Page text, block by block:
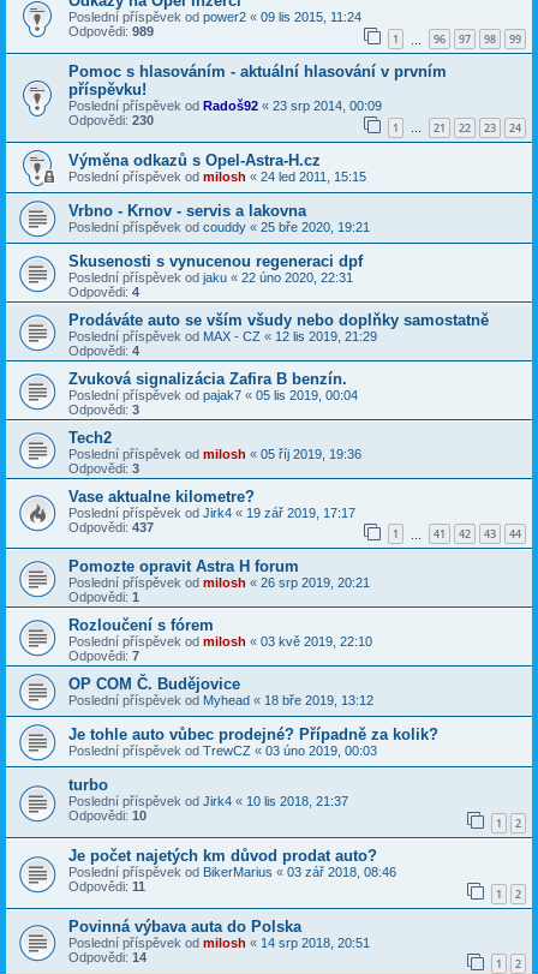
Poslední příspěvek od power2 « 09 lis 2015, 11:24
Odpovědi: 989 1 96 97 98 99
Pomoc s hlasováním - aktuální hlasování v prvním
příspěvku!
Poslední příspěvek od Radoš92 « 23 srp 2014, 00:09
Odpovědi: 230 1 … 21 22 23 24
Výměna odkazů s Opel-Astra-H.cz
Poslední příspěvek od milosh « 24 led 2011, 15:15
Vrbno - Krnov - servis a lakovna
Poslední příspěvek od couddy « 25 bře 2020, 19:21
Skusenosti s vynucenou regeneraci dpf
Poslední příspěvek od jaku « 22 úno 2020, 22:31
Odpovědi: 4
Prodáváte auto se vším všudy nebo doplňky samostatně
Poslední příspěvek od MAX - CZ « 12 lis 2019, 21:29
Odpovědi: 4
Zvuková signalizácia Zafira B benzín.
Poslední příspěvek od pajak7 « 05 lis 2019, 00:04
Odpovědi: 3
Tech2
Poslední příspěvek od milosh « 05 říj 2019, 19:36
Odpovědi: 3
Vase aktualne kilometre?
Poslední příspěvek od Jirk4 « 19 zář 2019, 17:17
Odpovědi: 437 1 41 42 43 44
Pomozte opravit Astra H forum
Poslední příspěvek od milosh « 26 srp 2019, 20:21
Odpovědi: 1
Rozloučení s fórem
Poslední příspěvek od milosh « 03 kvě 2019, 22:10
Odpovědi: 7
OP COM Č. Budějovice
Poslední příspěvek od Myhead « 18 bře 2019, 13:12
Je tohle auto vůbec prodejné? Případně za kolik?
Poslední příspěvek od TrewCZ « 03 úno 2019, 00:03
turbo
Poslední příspěvek od Jirk4 « 10 lis 2018, 21:37
Odpovědi: 10 1 2
Je počet najetých km důvod prodat auto?
Poslední příspěvek od BikerMarius « 03 zář 2018, 08:46
Odpovědi: 11 1 2
Povinná výbava auta do Polska
Poslední příspěvek od milosh « 14 srp 2018, 20:51
Odpovědi: 14 1 2